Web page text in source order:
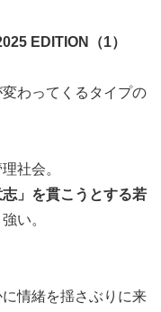
EDITION（1）
わってくるタイプの
社会。
」を貫こうとする若
い。
情緒を揺さぶりに来